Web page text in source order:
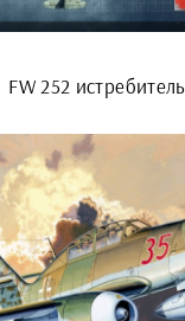
FW 252 истребитель